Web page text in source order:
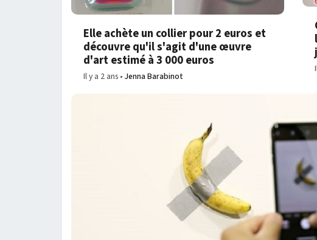
Elle achète un collier pour 2 euros et
découvre qu'il s'agit d'une œuvre
d'art estimé à 3 000 euros
Il y a 2 ans Jenna Barabinot